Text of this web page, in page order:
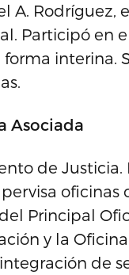
A. Rodríguez,
Participó en
interina.
Asociada
de Justicia.
oficinas
Principal
y la
de